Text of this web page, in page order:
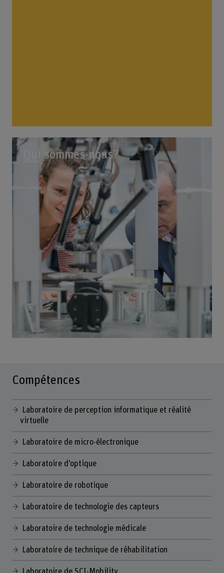
Qui sommes-nous?
Compétences
virtuelle
Laboratoire de micro-électronique
Laboratoire d’optique
Laboratoire de robotique
Laboratoire de technologie des capteurs
Laboratoire de technologie médicale
Laboratoire de technique de réhabilitation
Laboratoire de SCI-Mobility